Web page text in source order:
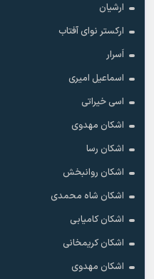
ارشیان
ارکستر نوای آفتاب
اَسرار
اسماعیل امیری
اسی خیراتی
اشکان مهدوى
اشکان رسا
اشکان روانبخش
اشکان شاه محمدی
اشکان کامیابی
اشکان کریمخانی
اشکان مهدوی